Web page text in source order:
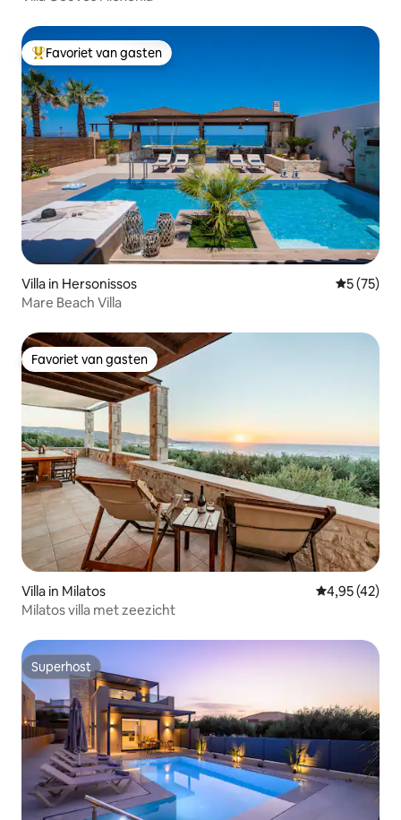
Topfavoriet van gasten
Favoriet van gasten
Villa in Hersonissos
5 (75)
Mare Beach Villa
Favoriet van gasten
Favoriet van gasten
Villa in Milatos Gemiddelde
4,95 (42)
Milatos villa met zeezicht
Superhost
Superhost